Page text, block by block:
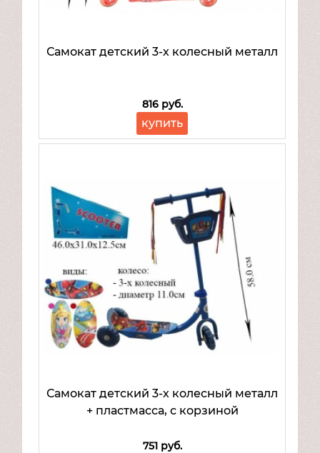
Самокат детский 3-х колесный металл
816 руб.
купить
Самокат детский 3-х колесный металл
+ пластмасса, с корзиной
751 руб.